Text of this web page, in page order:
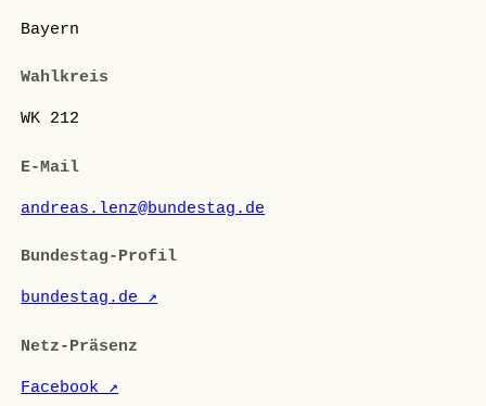
Bayern
Wahlkreis
WK 212
E-Mail
andreas.lenz@bundestag.de
Bundestag-Profil
bundestag.de ↗
Netz-Präsenz
Facebook ↗